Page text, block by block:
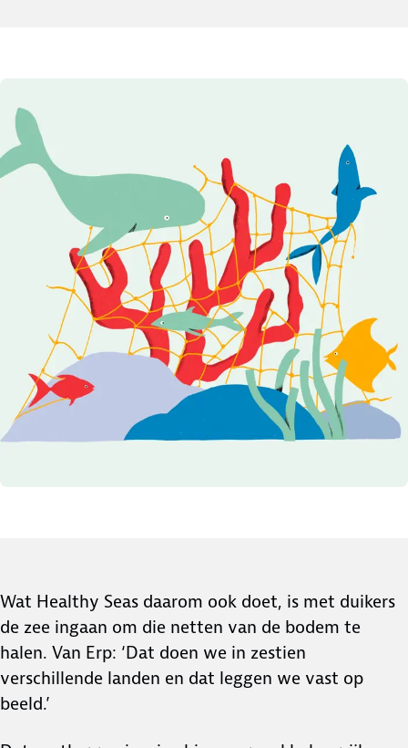
Wat Healthy Seas daarom ook doet, is met duikers
de zee ingaan om die netten van de bodem te
halen. Van Erp: ‘Dat doen we in zestien
verschillende landen en dat leggen we vast op
beeld.’